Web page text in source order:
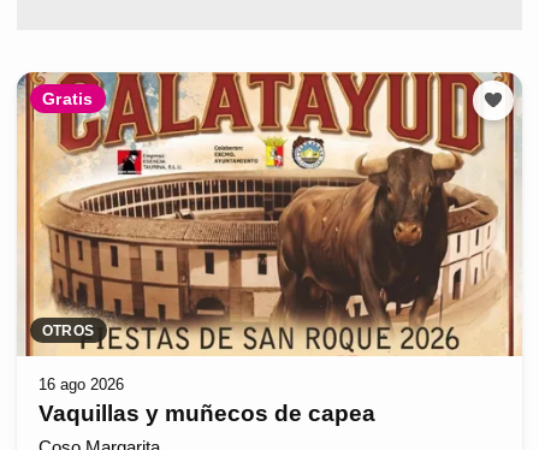
Gratis
OTROS
16 ago 2026
Vaquillas y muñecos de capea